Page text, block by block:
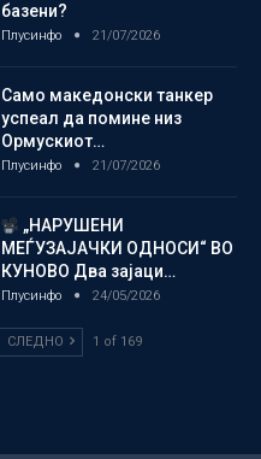
базени?
Плусинфо 21/07/2026
Само македонски танкер
успеал да помине низ
Ормускиот…
Плусинфо 21/07/2026
„НАРУШЕНИ
МЕЃУЗАЈАЧКИ ОДНОСИ“ ВО
КУНОВО Два зајаци…
Плусинфо 24/05/2026
СЛЕДНО 1 of 169